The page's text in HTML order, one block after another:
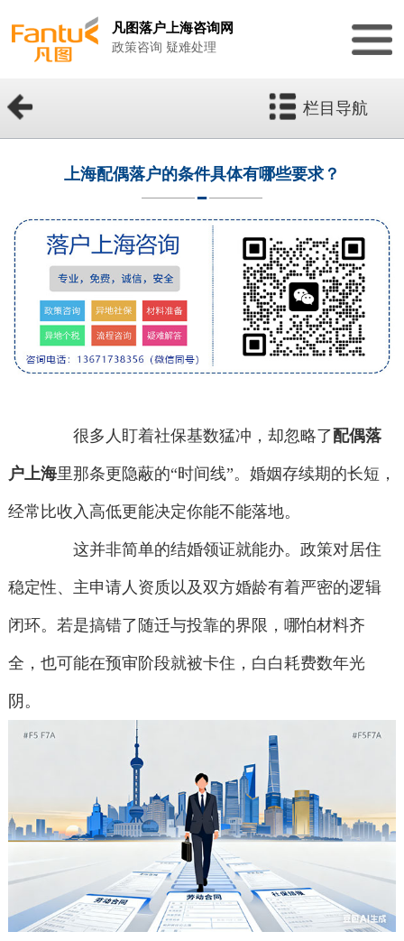
凡图落户上海咨询网
政策咨询 疑难处理
栏目导航
上海配偶落户的条件具体有哪些要求？
很多人盯着社保基数猛冲，却忽略了配偶落
户上海里那条更隐蔽的“时间线”。婚姻存续期的长短，
经常比收入高低更能决定你能不能落地。
这并非简单的结婚领证就能办。政策对居住
稳定性、主申请人资质以及双方婚龄有着严密的逻辑
闭环。若是搞错了随迁与投靠的界限，哪怕材料齐
全，也可能在预审阶段就被卡住，白白耗费数年光
阴。